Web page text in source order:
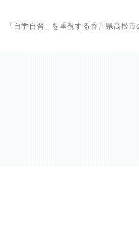
「自学自習」を重視する香川県高松市